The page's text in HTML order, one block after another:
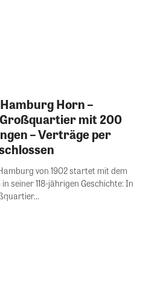
Horn –
mit 200
– Verträge per
von 1902 startet mit dem
seiner 118-jährigen Geschichte: In